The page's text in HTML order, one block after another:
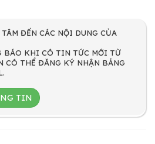
ĐẾN CÁC NỘI DUNG CỦA
BÁO KHI CÓ TIN TỨC MỚI TỪ
CÓ THỂ ĐĂNG KÝ NHẬN BẢNG
TIN